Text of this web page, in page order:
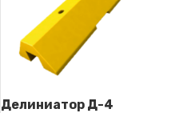
Делиниатор Д-4